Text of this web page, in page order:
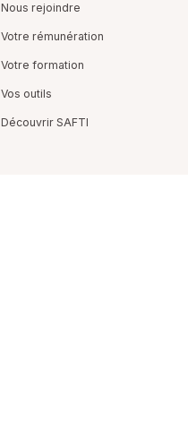
Nous rejoindre
Votre rémunération
Votre formation
Vos outils
Découvrir SAFTI